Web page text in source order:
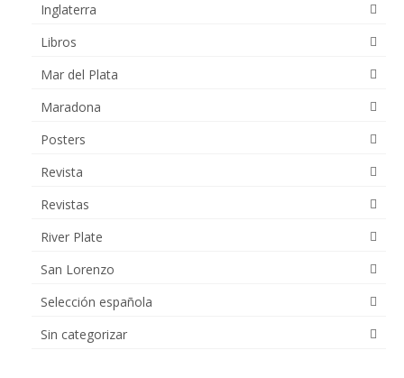
Inglaterra
Libros
Mar del Plata
Maradona
Posters
Revista
Revistas
River Plate
San Lorenzo
Selección española
Sin categorizar